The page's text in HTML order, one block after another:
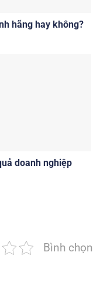
hãng hay không?
doanh nghiệp
Bình chọn